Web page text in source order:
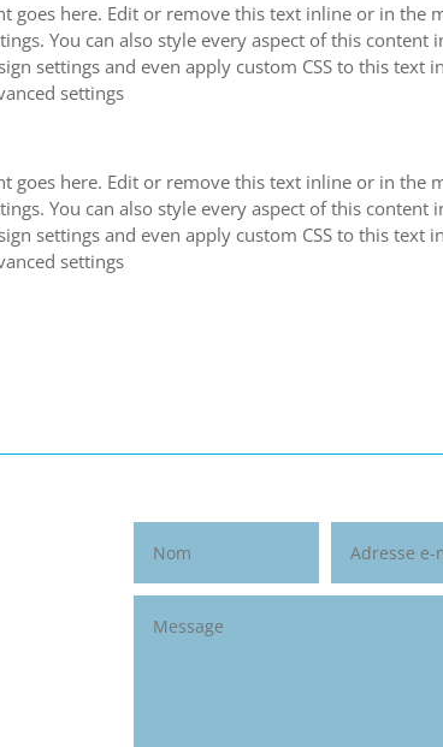
goes here. Edit or remove this text inline or in the
You can also style every aspect of this content
settings and even apply custom CSS to this text
settings
goes here. Edit or remove this text inline or in the
You can also style every aspect of this content
settings and even apply custom CSS to this text
settings